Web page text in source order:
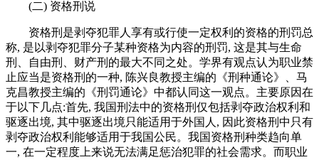
(二) 资格刑说
资格刑是剥夺犯罪人享有或行使一定权利的资格的刑罚总
称, 是以剥夺犯罪分子某种资格为内容的刑罚, 这是其与生命
刑、自由刑、财产刑的最大不同之处。学界有观点认为职业禁
止应当是资格刑的一种, 陈兴良教授主编的《刑种通论》、马
克昌教授主编的《刑罚通论》中都认同这一观点。主要原因在
于以下几点:首先, 我国刑法中的资格刑仅包括剥夺政治权利和
驱逐出境, 其中驱逐出境只能适用于外国人, 因此资格刑中只有
剥夺政治权利能够适用于我国公民。我国资格刑种类趋向单
一, 在一定程度上来说无法满足惩治犯罪的社会需求。而职业